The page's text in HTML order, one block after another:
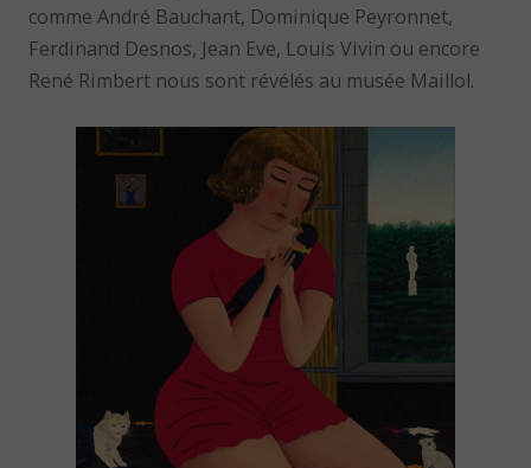
comme André Bauchant, Dominique Peyronnet,
Ferdinand Desnos, Jean Eve, Louis Vivin ou encore
René Rimbert nous sont révélés au musée Maillol.